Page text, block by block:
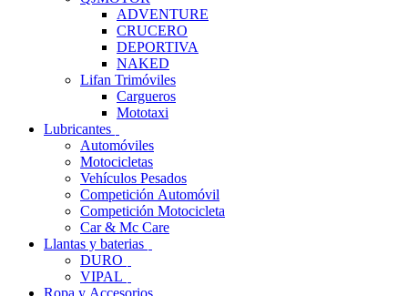
ADVENTURE
CRUCERO
DEPORTIVA
NAKED
Lifan Trimóviles
Cargueros
Mototaxi
Lubricantes
Automóviles
Motocicletas
Vehículos Pesados
Competición Automóvil
Competición Motocicleta
Car & Mc Care
Llantas y baterias
DURO
VIPAL
Ropa y Accesorios